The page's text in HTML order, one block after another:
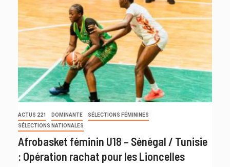
ACTUS 221 DOMINANTE
SÉLECTIONS FÉMININES
SÉLECTIONS NATIONALES
Afrobasket féminin U18 – Sénégal / Tunisie
: Opération rachat pour les Lioncelles